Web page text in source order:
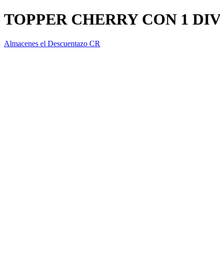
TOPPER CHERRY CON 1
Almacenes el Descuentazo CR